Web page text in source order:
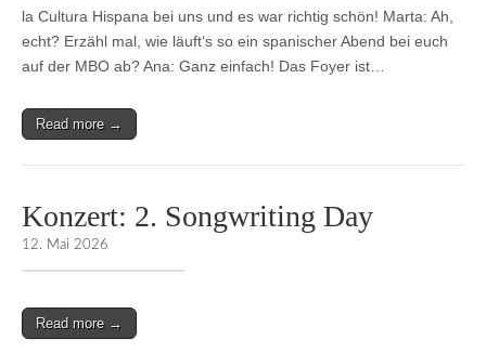
la Cultura Hispana bei uns und es war richtig schön! Marta: Ah,
echt? Erzähl mal, wie läuft‘s so ein spanischer Abend bei euch
auf der MBO ab? Ana: Ganz einfach! Das Foyer ist…
Read more →
Konzert: 2. Songwriting Day
12. Mai 2026
Read more →